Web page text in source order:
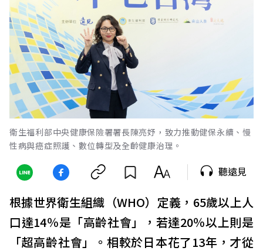
衛生福利部中央健康保險署署長陳亮妤，致力推動健保永續、慢
性病與癌症照護、數位轉型及全齡健康治理。
聽遠見
根據世界衛生組織（WHO）定義，65歲以上人
口達14％是「高齡社會」，若達20％以上則是
「超高齡社會」。相較於日本花了13年，才從